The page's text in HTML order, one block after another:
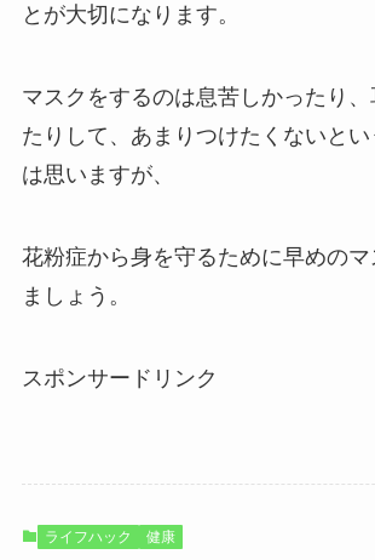
とが大切になります。
マスクをするのは息苦しかったり
たりして、あまりつけたくないとい
は思いますが、
花粉症から身を守るために早めのマ
ましょう。
スポンサードリンク
ライフハック 健康